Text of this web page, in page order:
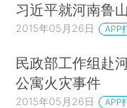
习近平就河南鲁
2015年05月26日 APP
民政部工作组赴
公寓火灾事件
2015年05月26日 APP